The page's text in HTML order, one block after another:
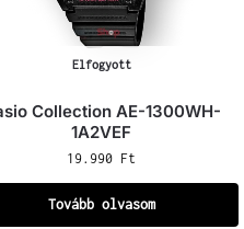
Elfogyott
Collection AE-1300WH-
1A2VEF
19.990 Ft
Tovább olvasom